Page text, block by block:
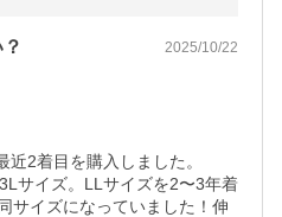
2025/10/22
2着目を購入しました。
サイズ。LLサイズを2〜3年着
サイズになっていました！伸